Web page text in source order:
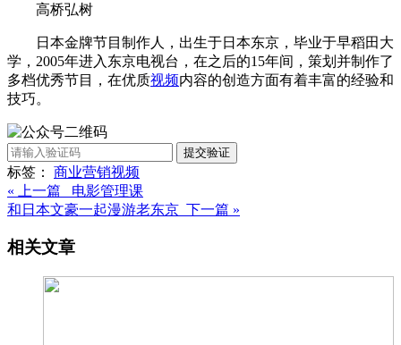
高桥弘树
日本金牌节目制作人，出生于日本东京，毕业于早稻田大
学，2005年进入东京电视台，在之后的15年间，策划并制作了
多档优秀节目，在优质视频内容的创造方面有着丰富的经验和
技巧。
提交验证
标签： 商业营销视频
« 上一篇 电影管理课
和日本文豪一起漫游老东京 下一篇 »
相关文章